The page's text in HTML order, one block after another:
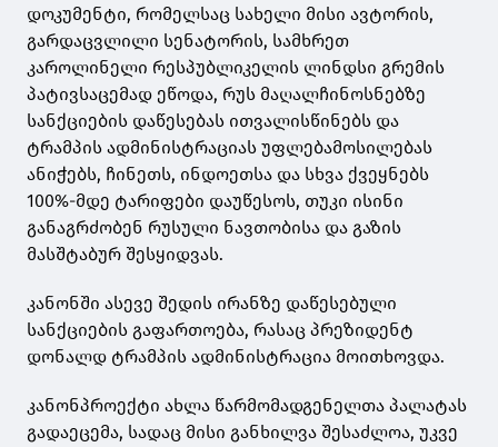
დოკუმენტი, რომელსაც სახელი მისი ავტორის,
გარდაცვლილი სენატორის, სამხრეთ
კაროლინელი რესპუბლიკელის ლინდსი გრემის
პატივსაცემად ეწოდა, რუს მაღალჩინოსნებზე
სანქციების დაწესებას ითვალისწინებს და
ტრამპის ადმინისტრაციას უფლებამოსილებას
ანიჭებს, ჩინეთს, ინდოეთსა და სხვა ქვეყნებს
100%-მდე ტარიფები დაუწესოს, თუკი ისინი
განაგრძობენ რუსული ნავთობისა და გაზის
მასშტაბურ შესყიდვას.
კანონში ასევე შედის ირანზე დაწესებული
სანქციების გაფართოება, რასაც პრეზიდენტ
დონალდ ტრამპის ადმინისტრაცია მოითხოვდა.
კანონპროექტი ახლა წარმომადგენელთა პალატას
გადაეცემა, სადაც მისი განხილვა შესაძლოა, უკვე